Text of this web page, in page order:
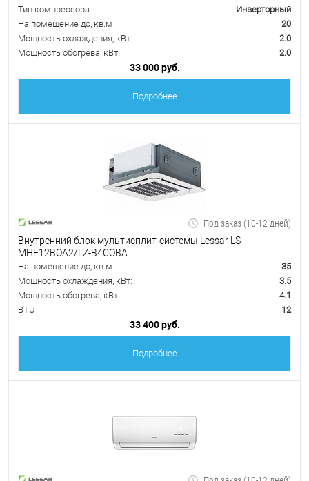
Тип компрессора
Инверторный
На помещение до, кв.м
20
Мощность охлаждения, кВт:
2.0
Мощность обогрева, кВт:
2.0
33 000 руб.
Подробнее
Под заказ (10-12 дней)
Внутренний блок мультисплит-системы Lessar LS-
MHE12BOA2/LZ-B4COBA
На помещение до, кв.м
35
Мощность охлаждения, кВт:
3.5
Мощность обогрева, кВт:
4.1
BTU
12
33 400 руб.
Подробнее